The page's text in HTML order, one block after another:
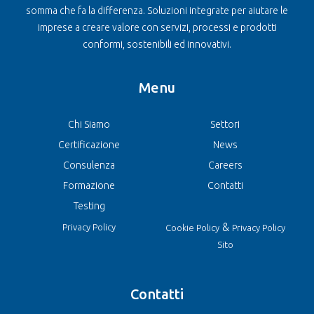
somma che fa la differenza. Soluzioni integrate per aiutare le
imprese a creare valore con servizi, processi e prodotti
conformi, sostenibili ed innovativi.
Menu
Chi Siamo
Certificazione
Consulenza
Formazione
Testing
Privacy Policy
Settori
News
Careers
Contatti
Cookie Policy& Privacy Policy
Sito
Contatti